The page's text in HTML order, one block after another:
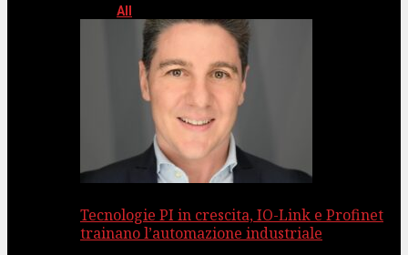
All
Tecnologie PI in crescita, IO-Link e Profinet
trainano l’automazione industriale